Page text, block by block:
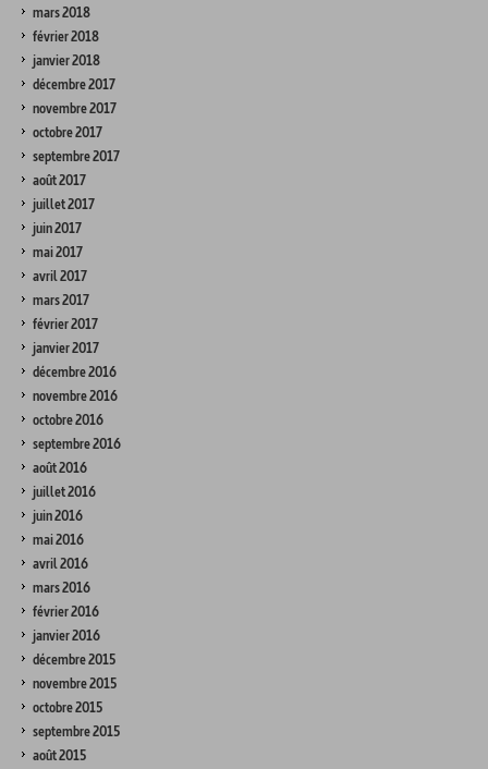
mars 2018
février 2018
janvier 2018
décembre 2017
novembre 2017
octobre 2017
septembre 2017
août 2017
juillet 2017
juin 2017
mai 2017
avril 2017
mars 2017
février 2017
janvier 2017
décembre 2016
novembre 2016
octobre 2016
septembre 2016
août 2016
juillet 2016
juin 2016
mai 2016
avril 2016
mars 2016
février 2016
janvier 2016
décembre 2015
novembre 2015
octobre 2015
septembre 2015
août 2015